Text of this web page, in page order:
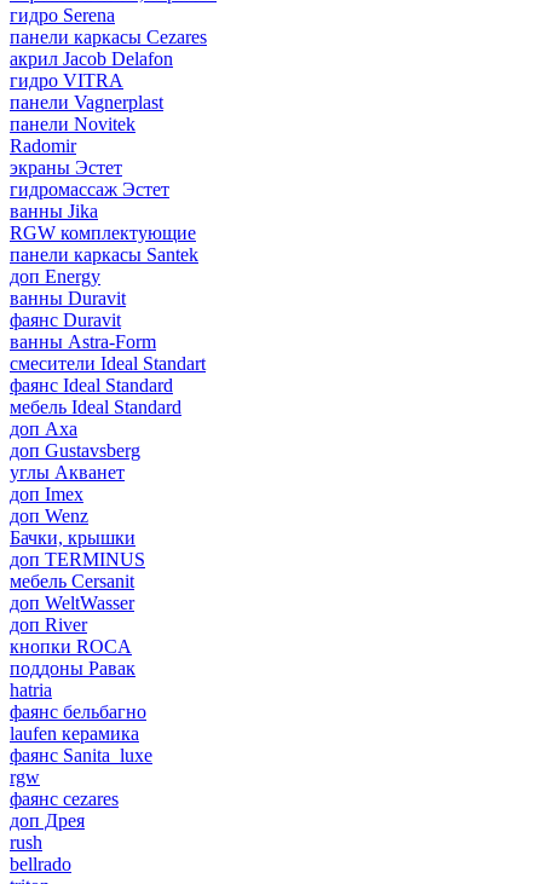
гидро Serena
панели каркасы Cezares
акрил Jacob Delafon
гидро VITRA
панели Vagnerplast
панели Novitek
Radomir
экраны Эстет
гидромассаж Эстет
ванны Jika
RGW комплектующие
панели каркасы Santek
доп Energy
ванны Duravit
фаянс Duravit
ванны Astra-Form
смесители Ideal Standart
фаянс Ideal Standard
мебель Ideal Standard
доп Axa
доп Gustavsberg
углы Акванет
доп Imex
доп Wenz
Бачки, крышки
доп TERMINUS
мебель Cersanit
доп WeltWasser
доп River
кнопки ROCA
поддоны Равак
hatria
фаянс бельбагно
laufen керамика
фаянс Sanita_luxe
rgw
фаянс cezares
доп Дрея
rush
bellrado